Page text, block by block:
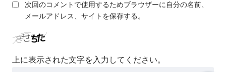
次回のコメントで使用するためブラウザーに自分の名前、
メールアドレス、サイトを保存する。
上に表示された文字を入力してください。